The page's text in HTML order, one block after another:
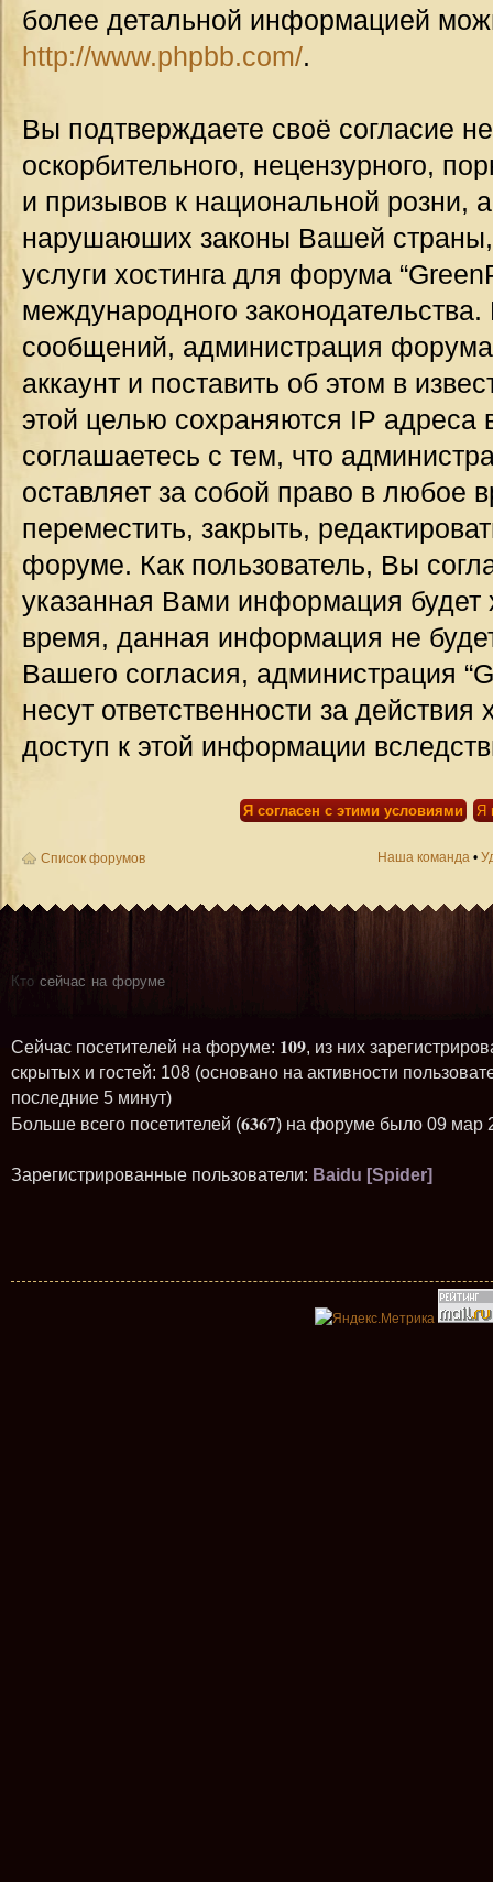
более детальной информацией
http://www.phpbb.com/.
Вы подтверждаете своё согласие
оскорбительного, нецензурного,
и призывов к национальной розни,
нарушаюших законы Вашей страны,
услуги хостинга для форума
международного
сообщений, администрация
аккаунт и поставить об этом в
этой целью сохраняются IP
соглашаетесь с тем, что
оставляет за собой право в любое
переместить, закрыть,
форуме. Как пользователь, Вы
указанная Вами информация будет
время, данная информация не
Вашего согласия, администрация
несут ответственности за
доступ к этой информации
Список форумов Наша команда •
Кто сейчас на форуме
Сейчас посетителей на форуме: 109, из них
скрытых и гостей: 108 (основано на активности
последние 5 минут)
Больше всего посетителей (6367) на форуме было 09 мар
Зарегистрированные пользователи: Baidu [Spider]